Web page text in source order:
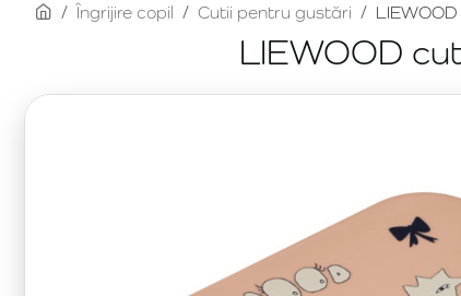
LIEWOOD
homeÎngrijire copil Cutii pentru gustări